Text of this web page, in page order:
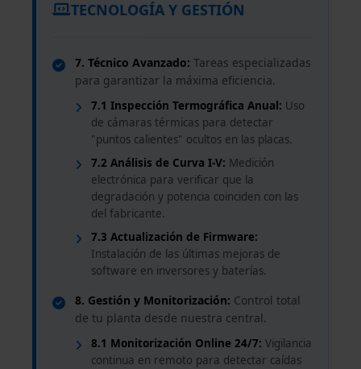
TECNOLOGÍA Y GESTIÓN
7. Técnico Avanzado: Tareas especializadas
para garantizar la máxima eficiencia.
7.1 Inspección Termográfica Anual: Uso
de cámaras térmicas para detectar
"puntos calientes" ocultos en las placas.
7.2 Análisis de Curva I-V: Medición
electrónica para verificar que la
degradación y potencia coinciden con las
del fabricante.
7.3 Actualización de Firmware:
Instalación de las últimas mejoras de
software en inversores y baterías.
8. Gestión y Monitorización: Control total
de tu planta desde nuestra central.
8.1 Monitorización Online 24/7: Vigilancia
continua en remoto para detectar caídas